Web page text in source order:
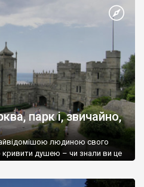
парк і, звичайно,
людиною свого
кривити душею – чи знали ви це